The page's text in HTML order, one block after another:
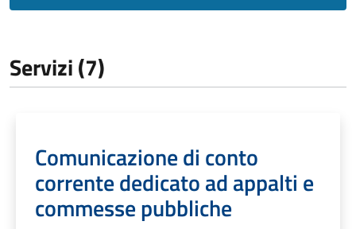
Servizi (7)
Comunicazione di conto
corrente dedicato ad appalti e
commesse pubbliche